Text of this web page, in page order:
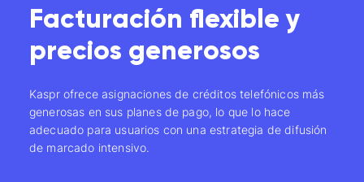
Facturación flexible y
precios generosos
Kaspr ofrece asignaciones de créditos telefónicos más
generosas en sus planes de pago, lo que lo hace
adecuado para usuarios con una estrategia de difusión
de marcado intensivo.